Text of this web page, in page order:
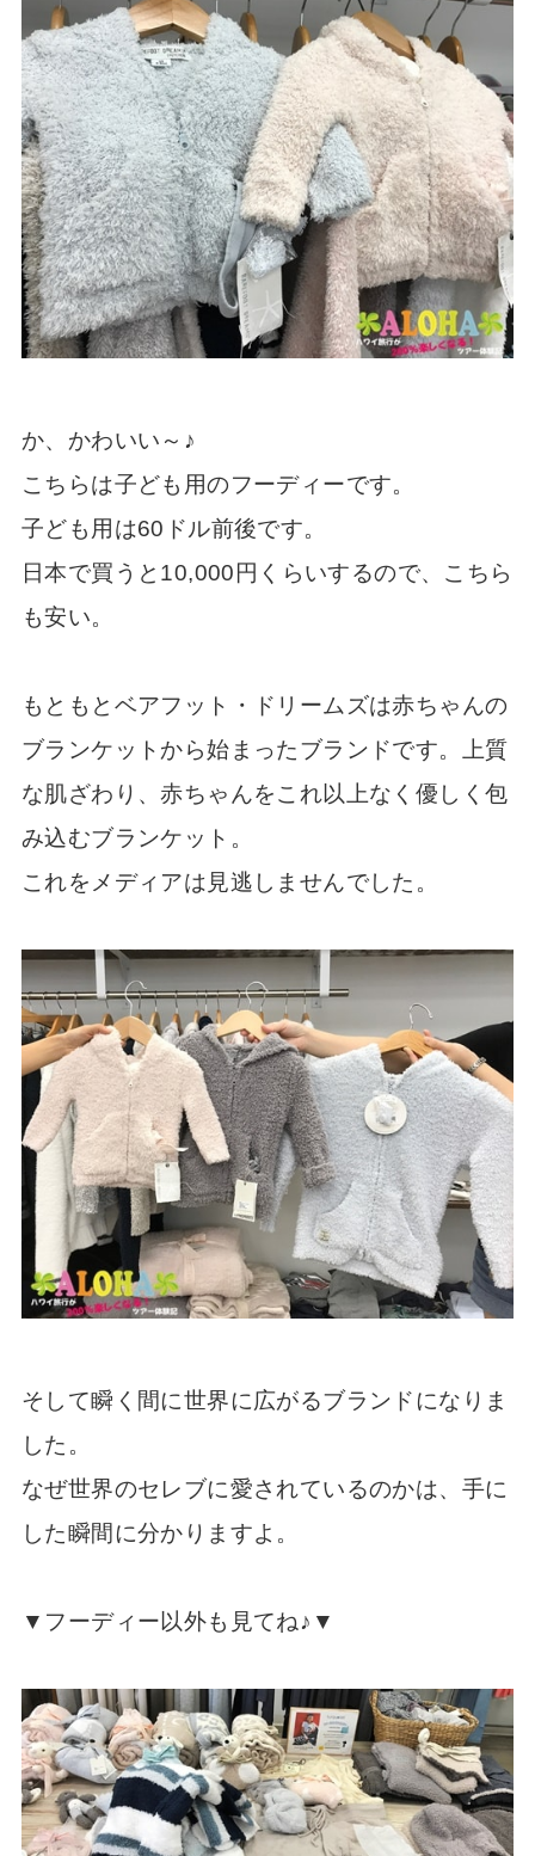
か、かわいい～♪
こちらは子ども用のフーディーです。
子ども用は60ドル前後です。
日本で買うと10,000円くらいするので、こちら
も安い。
もともとベアフット・ドリームズは赤ちゃんの
ブランケットから始まったブランドです。上質
な肌ざわり、赤ちゃんをこれ以上なく優しく包
み込むブランケット。
これをメディアは見逃しませんでした。
そして瞬く間に世界に広がるブランドになりま
した。
なぜ世界のセレブに愛されているのかは、手に
した瞬間に分かりますよ。
▼フーディー以外も見てね♪▼